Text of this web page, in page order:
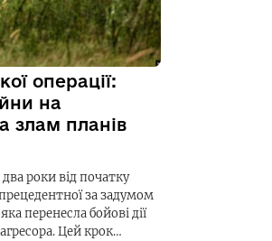
операції:
на
злам планів
роки від початку
за задумом
перенесла бойові дії
Цей крок…